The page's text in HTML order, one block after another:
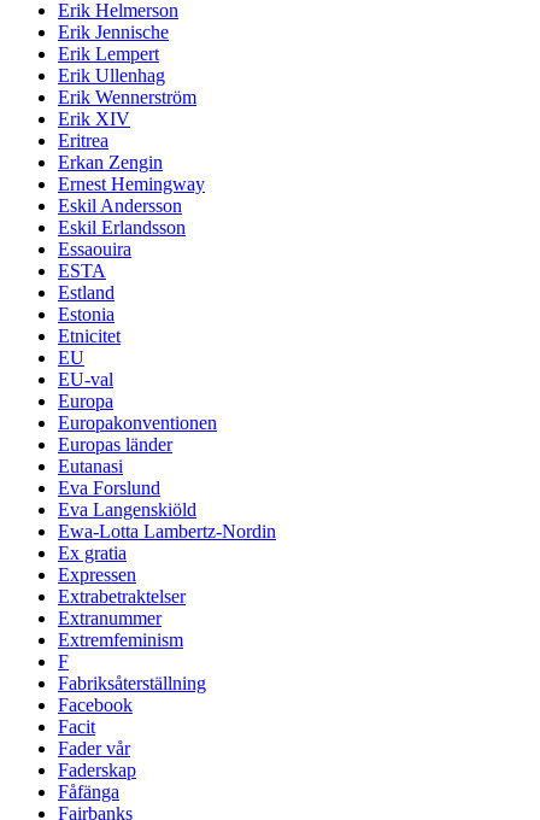
Erik Helmerson
Erik Jennische
Erik Lempert
Erik Ullenhag
Erik Wennerström
Erik XIV
Eritrea
Erkan Zengin
Ernest Hemingway
Eskil Andersson
Eskil Erlandsson
Essaouira
ESTA
Estland
Estonia
Etnicitet
EU
EU-val
Europa
Europakonventionen
Europas länder
Eutanasi
Eva Forslund
Eva Langenskiöld
Ewa-Lotta Lambertz-Nordin
Ex gratia
Expressen
Extrabetraktelser
Extranummer
Extremfeminism
F
Fabriksåterställning
Facebook
Facit
Fader vår
Faderskap
Fåfänga
Fairbanks